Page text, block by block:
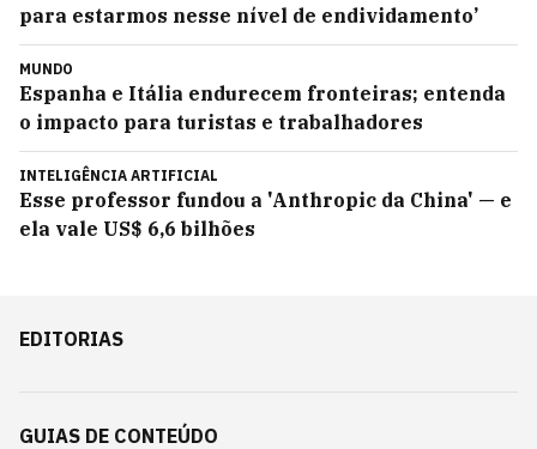
para estarmos nesse nível de endividamento’
MUNDO
Espanha e Itália endurecem fronteiras; entenda
o impacto para turistas e trabalhadores
INTELIGÊNCIA ARTIFICIAL
Esse professor fundou a 'Anthropic da China' — e
ela vale US$ 6,6 bilhões
EDITORIAS
GUIAS DE CONTEÚDO